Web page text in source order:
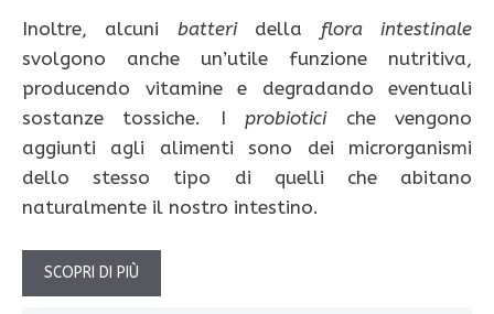
Inoltre, alcuni batteridella flora
intestinale
svolgono anche un’utile funzione nutritiva,
producendo vitamine e degradando eventuali
sostanze tossiche. I probioticiche vengono
aggiunti agli alimenti sono dei microrganismi
dello stesso tipo di quelli che abitano
naturalmente il nostro intestino.
SCOPRI DI PIÙ